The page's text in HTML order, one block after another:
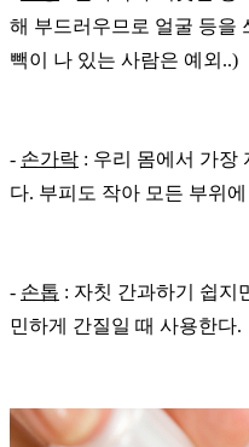
해 부드러우므로 얼굴 등을
빽이
나 있는 사람은 예외 ..)
- 손가락 : 우리 몸에서 가장
다. 부피도 작아 모든 부위에
- 손톱 : 자칫 간과하기 쉽지
민하게 간질일 때 사용한다.